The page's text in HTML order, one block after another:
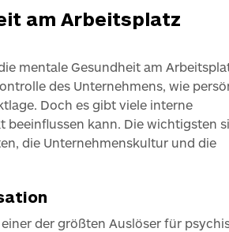
am Arbeitsplatz
mentale Gesundheit am
des Unternehmens, wie
Doch es gibt viele interne
beeinflussen kann. Die wichtigsten
die Unternehmenskultur und die
der größten Auslöser für